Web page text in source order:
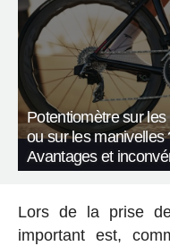
Potentiomètre sur les
ou sur les manivelles
Avantages et
Lors de la prise
important est,